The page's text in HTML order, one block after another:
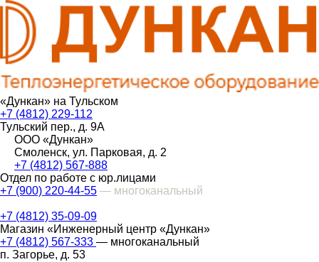
«Дункан» на Тульском
+7 (4812) 229-112
Тульский пер., д. 9А
ООО «Дункан»
Смоленск, ул. Парковая, д. 2
+7 (4812) 567-888
Отдел по работе с юр.лицами
+7 (900) 220-44-55 — многоканальный
+7 (4812) 35-09-09
Магазин «Инженерный центр «Дункан»
+7 (4812) 567-333 — многоканальный
п. Загорье, д. 53